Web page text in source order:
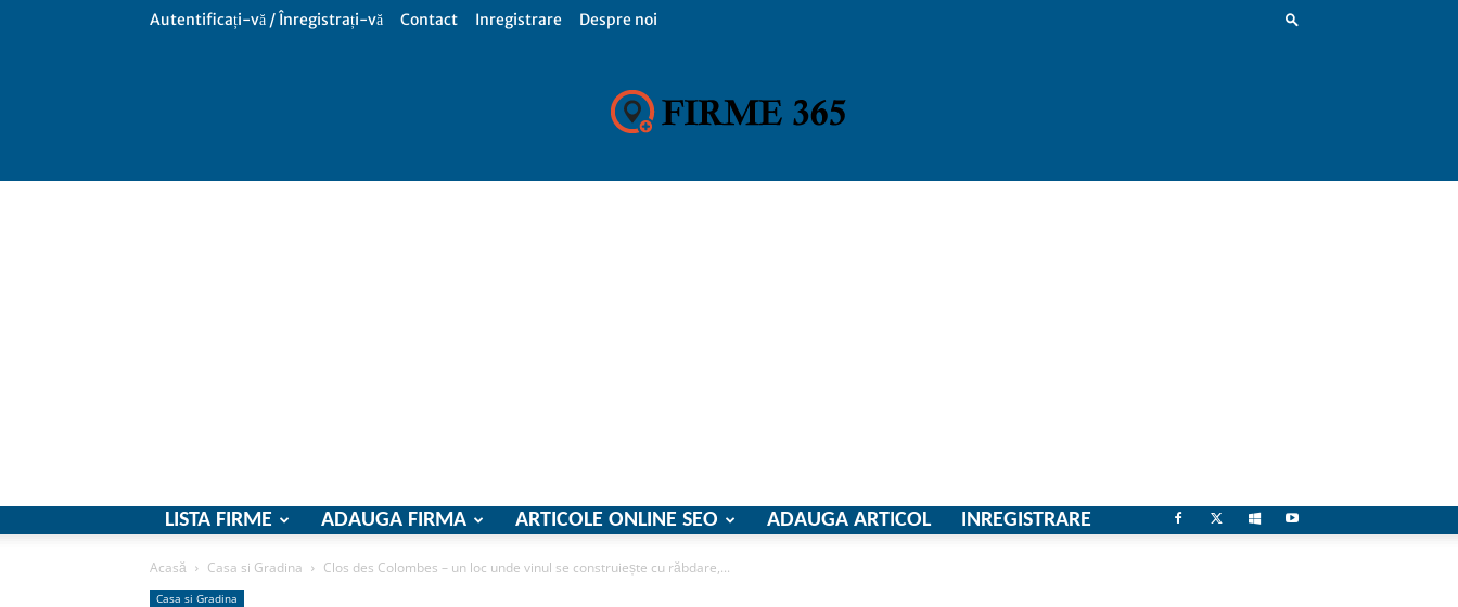
Autentificați-vă / Înregistrați-vă Contact Inregistrare Despre noi
LISTA FIRME ADAUGA FIRMA ARTICOLE ONLINE SEO ADAUGA ARTICOL INREGISTRARE
Acasă Casa si Gradina Clos des Colombes – un loc unde vinul se construiește cu răbdare,...
Casa si Gradina